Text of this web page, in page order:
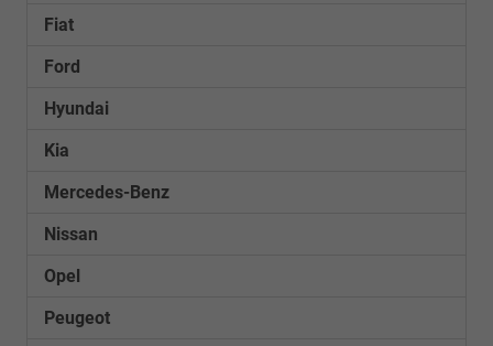
Fiat
Ford
Hyundai
Kia
Mercedes-Benz
Nissan
Opel
Peugeot